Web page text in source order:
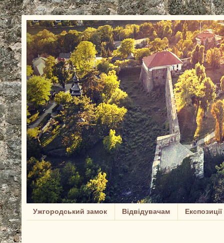
Ужгородський замок Відвідувачам Експозиції